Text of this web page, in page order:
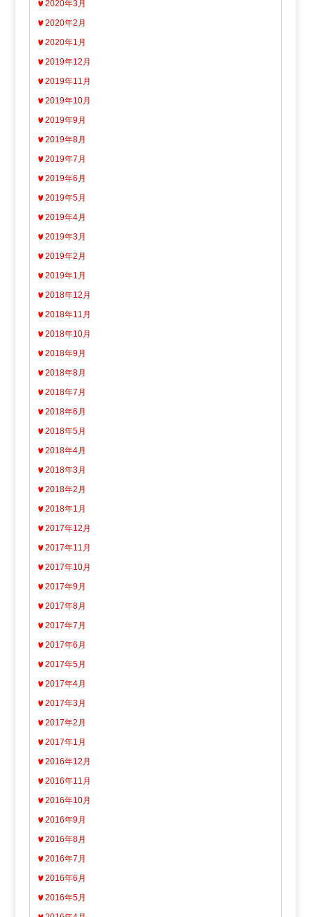
2020年3月
2020年2月
2020年1月
2019年12月
2019年11月
2019年10月
2019年9月
2019年8月
2019年7月
2019年6月
2019年5月
2019年4月
2019年3月
2019年2月
2019年1月
2018年12月
2018年11月
2018年10月
2018年9月
2018年8月
2018年7月
2018年6月
2018年5月
2018年4月
2018年3月
2018年2月
2018年1月
2017年12月
2017年11月
2017年10月
2017年9月
2017年8月
2017年7月
2017年6月
2017年5月
2017年4月
2017年3月
2017年2月
2017年1月
2016年12月
2016年11月
2016年10月
2016年9月
2016年8月
2016年7月
2016年6月
2016年5月